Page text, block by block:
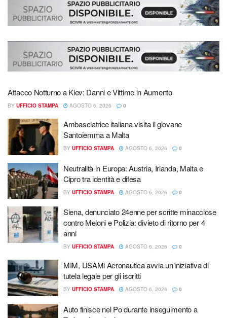
Attacco Notturno a Kiev: Danni e Vittime in Aumento
BY UFFICIO STAMPA AGOSTO 6, 2026 0
Ambasciatrice italiana visita il giovane
Santoiemma a Malta
BY UFFICIO STAMPA AGOSTO 6, 2026 0
Neutralità in Europa: Austria, Irlanda, Malta e
Cipro tra identità e difesa
BY UFFICIO STAMPA AGOSTO 6, 2026 0
Siena, denunciato 24enne per scritte minacciose
contro Meloni e Polizia: divieto di ritorno per 4
anni
BY UFFICIO STAMPA AGOSTO 6, 2026 0
MIM, USAMi Aeronautica avvia un’iniziativa di
tutela legale per gli iscritti
BY UFFICIO STAMPA AGOSTO 6, 2026 0
Auto finisce nel Po durante inseguimento a